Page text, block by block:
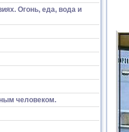
Огонь, еда, вода и
человеком.